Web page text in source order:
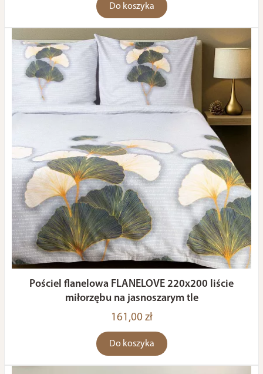
Do koszyka
Pościel flanelowa FLANELOVE 220x200 liście
miłorzębu na jasnoszarym tle
161,00 zł
Do koszyka